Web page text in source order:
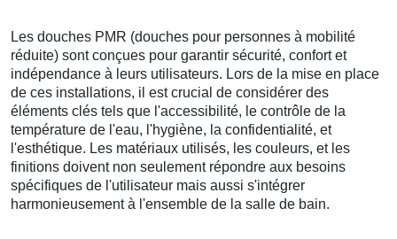
Les douches PMR (douches pour personnes à mobilité
réduite) sont conçues pour garantir sécurité, confort et
indépendance à leurs utilisateurs. Lors de la mise en place
de ces installations, il est crucial de considérer des
éléments clés tels que l'accessibilité, le contrôle de la
température de l'eau, l'hygiène, la confidentialité, et
l'esthétique. Les matériaux utilisés, les couleurs, et les
finitions doivent non seulement répondre aux besoins
spécifiques de l'utilisateur mais aussi s'intégrer
harmonieusement à l'ensemble de la salle de bain.